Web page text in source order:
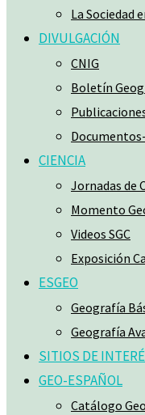
La Sociedad
DIVULGACIÓN
CNIG
Boletín
CIENCIA
Jornadas de
Momento
Videos SGC
Exposición
ESGEO
Geografía
Geografía
SITIOS DE
GEO-ESPAÑOL
Catálogo